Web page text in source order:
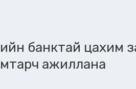
банктай цахим
ажиллана